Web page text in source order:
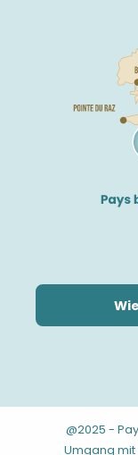
@2025 -
Umgang mit